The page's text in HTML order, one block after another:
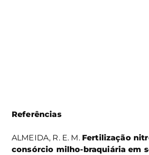
Referências
ALMEIDA, R. E. M. Fertilização
consórcio milho-braquiária em